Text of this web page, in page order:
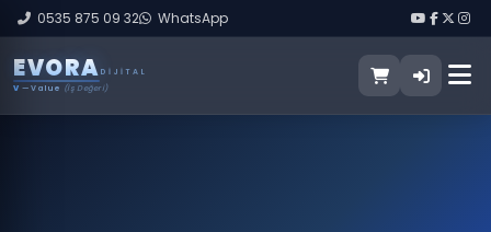
0535 875 09 32 WhatsApp
EVORA DIJITAL
V — Value (İş Değeri)